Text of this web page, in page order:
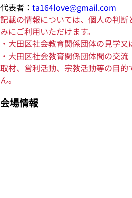
代表者： ta164love@gmail.com
記載の情報については、個人の判
みにご利用いただけます。
・大田区社会教育関係団体の見学又
・大田区社会教育関係団体間の交流
取材、営利活動、宗教活動等の目
ん。
会場情報